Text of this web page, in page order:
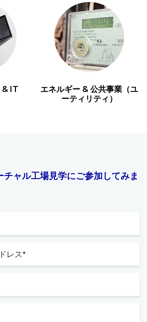
& IT
エネルギー & 公共事業（ユ
ーティリティ）
ャル工場見学にご参加してみま